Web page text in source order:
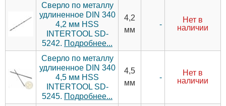
Сверло по металлу
удлиненное DIN 340
4,2 мм HSS
INTERTOOL SD-
5242. Подробнее...
4,2
мм
-
Нет в
наличии
Сверло по металлу
удлиненное DIN 340
4,5 мм HSS
INTERTOOL SD-
5245. Подробнее...
4,5
мм
-
Нет в
наличии